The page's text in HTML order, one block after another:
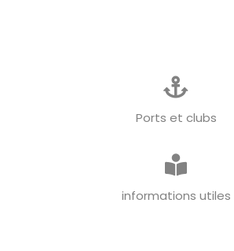
Ports et clubs
informations utiles